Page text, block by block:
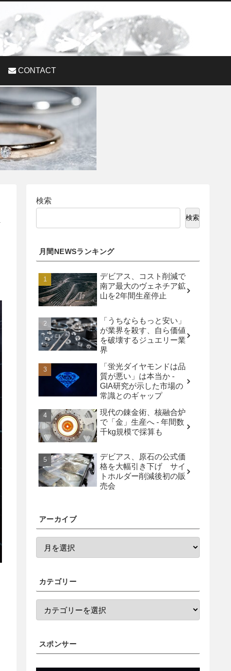
CONTACT
検索
検索
月間NEWSランキング
デビアス、コスト削減で
南ア最大のヴェネチア鉱
山を2年間生産停止
「うちならもっと安い」
が業界を殺す、自ら価値
を破壊するジュエリー業
界
「蛍光ダイヤモンドは品
質が悪い」は本当か -
GIA研究が示した市場の
常識とのギャップ
現代の錬金術、核融合炉
で「金」生産へ - 年間数
千kg規模で採算も
デビアス、原石の公式価
格を大幅引き下げ サイ
トホルダー削減後初の販
売会
アーカイブ
カテゴリー
スポンサー